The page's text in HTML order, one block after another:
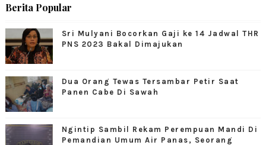
Berita Popular
Sri Mulyani Bocorkan Gaji ke 14 Jadwal THR
PNS 2023 Bakal Dimajukan
Dua Orang Tewas Tersambar Petir Saat
Panen Cabe Di Sawah
Ngintip Sambil Rekam Perempuan Mandi Di
Pemandian Umum Air Panas, Seorang